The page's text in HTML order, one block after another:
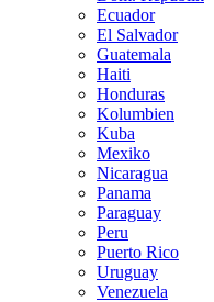
Ecuador
El Salvador
Guatemala
Haiti
Honduras
Kolumbien
Kuba
Mexiko
Nicaragua
Panama
Paraguay
Peru
Puerto Rico
Uruguay
Venezuela